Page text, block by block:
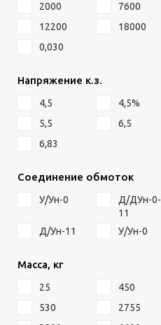
2000
7600
12200
18000
0,030
Напряжение к.з.
4,5
4,5%
5,5
6,5
6,83
Соединение обмоток
У/Ун-0
Д/ДУн-0-
11
Д/Ун-11
У/Ун-0
Масса, кг
25
450
530
2755